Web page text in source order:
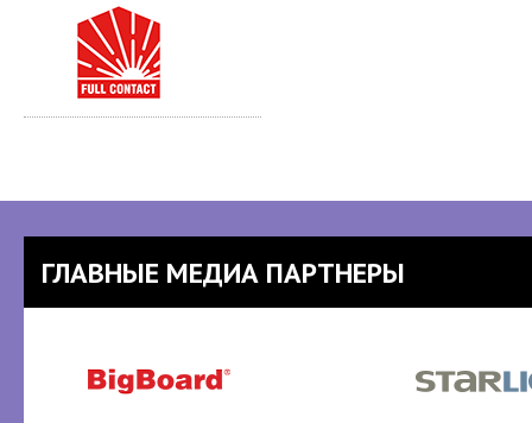
ГЛАВНЫЕ МЕДИА ПАРТНЕРЫ